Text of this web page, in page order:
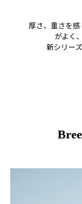
厚さ、重さを
がよく
新シリー